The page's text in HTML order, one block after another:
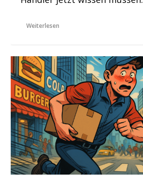
Weiterlesen